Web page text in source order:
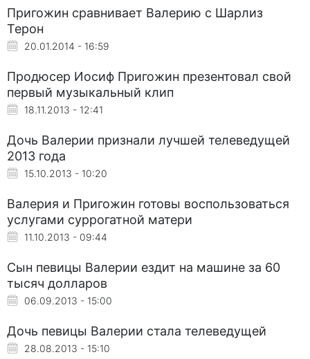
Пригожин сравнивает Валерию с Шарлиз
Терон
20.01.2014 - 16:59
Продюсер Иосиф Пригожин презентовал свой
первый музыкальный клип
18.11.2013 - 12:41
Дочь Валерии признали лучшей телеведущей
2013 года
15.10.2013 - 10:20
Валерия и Пригожин готовы воспользоваться
услугами суррогатной матери
11.10.2013 - 09:44
Сын певицы Валерии ездит на машине за 60
тысяч долларов
06.09.2013 - 15:00
Дочь певицы Валерии стала телеведущей
28.08.2013 - 15:10